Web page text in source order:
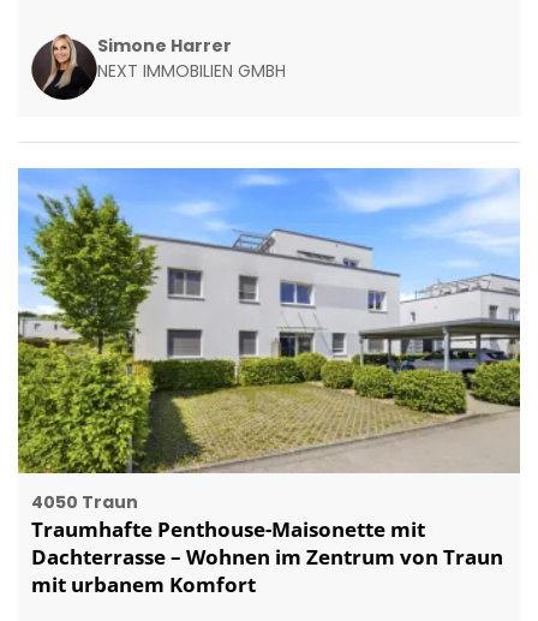
Simone Harrer
NEXT IMMOBILIEN GMBH
4050 Traun
Traumhafte Penthouse-Maisonette mit
Dachterrasse – Wohnen im Zentrum von Traun
mit urbanem Komfort